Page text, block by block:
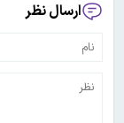
ارسال نظر